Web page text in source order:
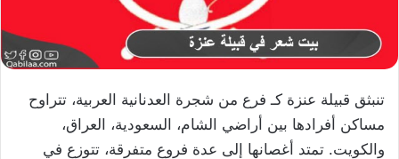
تنبثق قبيلة عنزة كـ فرع من شجرة العدنانية العربية، تتراوح
مساكن أفرادها بين أراضي الشام، السعودية، العراق،
والكويت. تمتد أغصانها إلى عدة فروع متفرقة، تتوزع في